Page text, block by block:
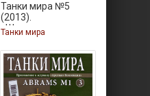
Танки мира №5
(2013).
«Штурмтигр».
Танки мира